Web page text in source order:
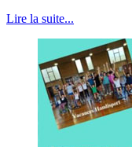
Lire la suite...